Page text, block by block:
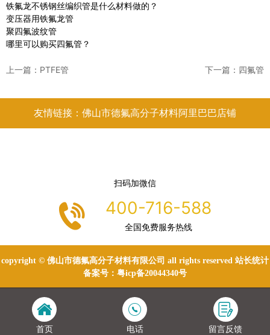
铁氟龙不锈钢丝编织管是什么材料做的？
变压器用铁氟龙管
聚四氟波纹管
哪里可以购买四氟管？
上一篇： PTFE管 下一篇： 四氟管
友情链接：佛山市德氟高分子材料阿里巴巴店铺
扫码加微信
400-716-588
全国免费服务热线
copyright © 佛山市德氟高分子材料有限公司 all rights reserved 站长统计
备案号： 粤icp备20044340号
首页 电话 留言反馈